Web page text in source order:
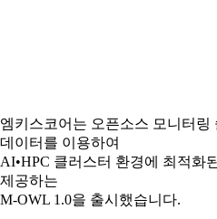
엠키스코어는 오픈소스 모니터링
데이터를 이용하여
AI•HPC 클러스터 환경에 최적화
제공하는
M-OWL 1.0을 출시했습니다.